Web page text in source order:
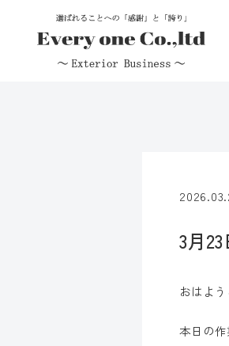
3月
おはよう
本日の作